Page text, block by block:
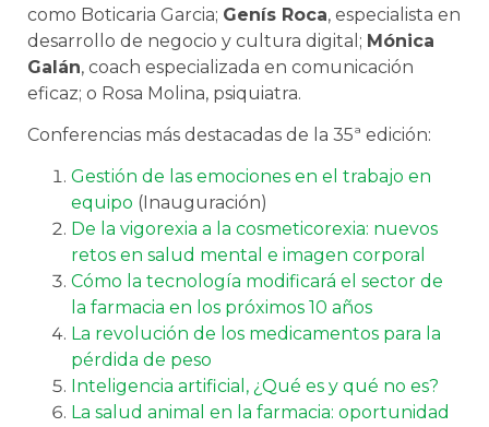
como Boticaria Garcia; Genís Roca, especialista en
desarrollo de negocio y cultura digital; Mónica
Galán, coach especializada en comunicación
eficaz; o Rosa Molina, psiquiatra.
Conferencias más destacadas de la 35ª edición:
Gestión de las emociones en el trabajo en
equipo (Inauguración)
De la vigorexia a la cosmeticorexia: nuevos
retos en salud mental e imagen corporal
Cómo la tecnología modificará el sector de
la farmacia en los próximos 10 años
La revolución de los medicamentos para la
pérdida de peso
Inteligencia artificial, ¿Qué es y qué no es?
La salud animal en la farmacia: oportunidad